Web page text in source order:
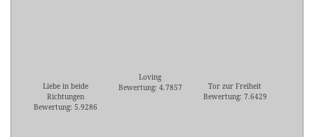
Liebe in beide
Richtungen
Bewertung: 5.9286
Loving
Bewertung: 4.7857
Tor zur Freiheit
Bewertung: 7.6429